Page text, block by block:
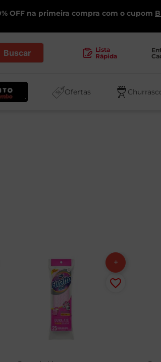
OFF na primeira compra com o cupom
Lista
Rápida
Ofertas